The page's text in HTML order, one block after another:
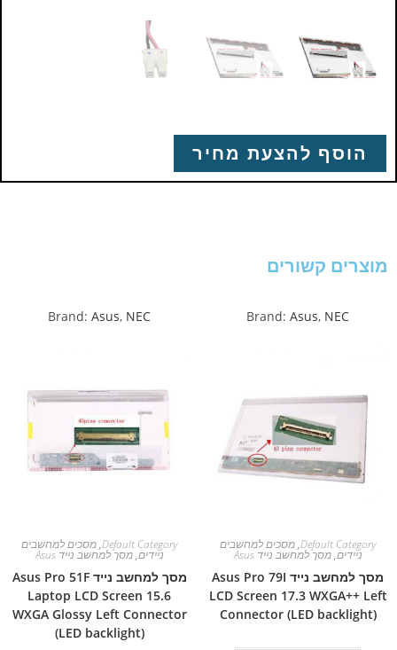
הוסף להצעת מחיר
מוצרים קשורים
Brand: Asus, NEC
Default Category
,מסכים למחשבים
ניידים,מסך למחשב נייד Asus
מסך למחשב נייד Asus Pro 79I
LCD Screen 17.3 WXGA++ Left
Connector (LED backlight)
Brand: Asus, NEC
Default Category
,מסכים למחשבים
ניידים,מסך למחשב נייד Asus
מסך למחשב נייד Asus Pro 51F
Laptop LCD Screen 15.6
WXGA Glossy Left Connector
(LED backlight)